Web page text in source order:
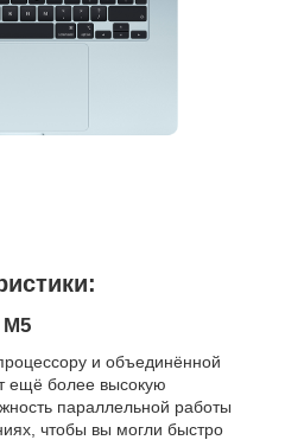
и объединённой
ещё более высокую
параллельной работы
чтобы вы могли быстро